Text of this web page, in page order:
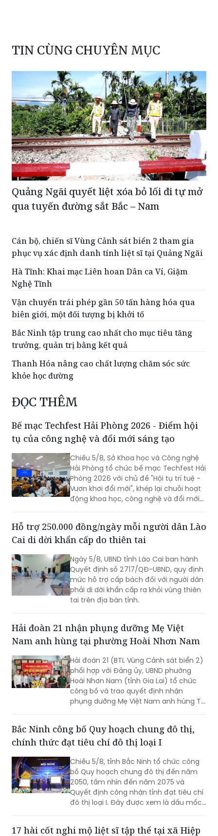
TIN CÙNG CHUYÊN MỤC
Quảng Ngãi quyết liệt xóa bỏ lối đi tự mở
qua tuyến đường sắt Bắc – Nam
Cán bộ, chiến sĩ Vùng Cảnh sát biển 2 tham gia
phục vụ xác định danh tính liệt sĩ tại Quảng Ngãi
Hà Tĩnh: Khai mạc Liên hoan Dân ca Ví, Giặm
Nghệ Tĩnh
Vận chuyển trái phép gần 50 tấn hàng hóa qua
biên giới, một đối tượng bị khởi tố
Bắc Ninh tập trung cao nhất cho mục tiêu tăng
trưởng, quản trị bằng kết quả
Thanh Hóa nâng cao chất lượng chăm sóc sức
khỏe học đường
ĐỌC THÊM
Bế mạc Techfest Hải Phòng 2026 - Điểm hội
tụ của công nghệ và đổi mới sáng tạo
Chiều 5/8, Sở Khoa học và Công nghệ
Hải Phòng tổ chức bế mạc Techfest Hải
Phòng 2026 với chủ đề "Hội tụ trí tuệ -
Vươn khơi đổi mới", khép lại chuỗi hoạt
động khoa học, công nghệ và đổi mới
Hỗ trợ 250.000 đồng/ngày mỗi người dân Lào
Cai di dời khẩn cấp do thiên tai
Ngày 5/8, UBND tỉnh Lào Cai ban hành
Quyết định số 2717/QĐ-UBND, quy định
mức hỗ trợ cấp bách đối với người dân
phải di dời khẩn cấp ra khỏi vùng thiên
tai trên địa bàn tỉnh.
Hải đoàn 21 nhận phụng dưỡng Mẹ Việt
Nam anh hùng tại phường Hoài Nhơn Nam
Hải đoàn 21 (BTL Vùng Cảnh sát biển 2)
phối hợp với Đảng ủy, UBND phường
Hoài Nhơn Nam (tỉnh Gia Lai) tổ chức
công bố và trao quyết định nhận
phụng dưỡng Mẹ Việt Nam anh hùng Từ
Gia Lai)
Bắc Ninh công bố Quy hoạch chung đô thị,
chính thức đạt tiêu chí đô thị loại I
Chiều 5/8, tỉnh Bắc Ninh tổ chức công
bố Quy hoạch chung đô thị đến năm
2050, tầm nhìn đến năm 2075 và
Quyết định công nhận tỉnh đạt tiêu chí
đô thị loại I. Đây được xem là dấu mốc
tiêu trở thành thành phố trực thuộc
17 hài cốt nghi mộ liệt sĩ tập thể tại xã Hiệp